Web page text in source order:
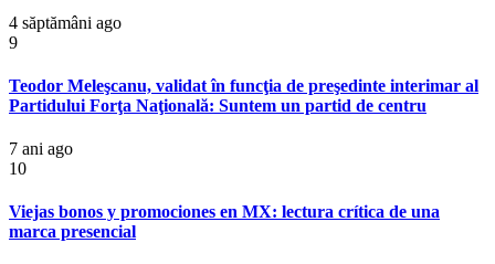
4 săptămâni ago
9
Teodor Meleşcanu, validat în funcţia de preşedinte interimar al
Partidului Forţa Naţională: Suntem un partid de centru
7 ani ago
10
Viejas bonos y promociones en MX: lectura crítica de una
marca presencial